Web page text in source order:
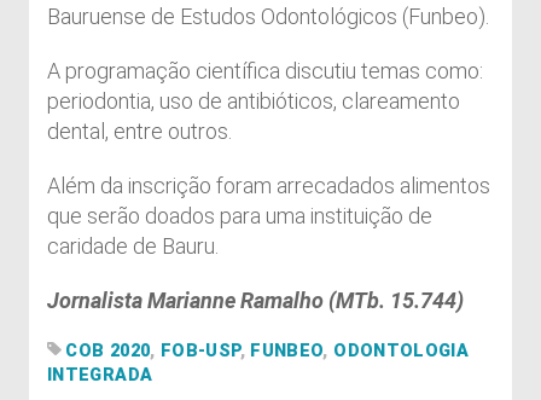
Bauruense de Estudos Odontológicos (Funbeo).
A programação científica discutiu temas como:
periodontia, uso de antibióticos, clareamento
dental, entre outros.
Além da inscrição foram arrecadados alimentos
que serão doados para uma instituição de
caridade de Bauru.
Jornalista Marianne Ramalho (MTb. 15.744)
COB 2020, FOB-USP, FUNBEO, ODONTOLOGIA
INTEGRADA